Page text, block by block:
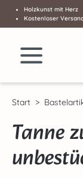
Zum Hauptinhalt
Holzkunst mit Herz
Kostenloser
Start
Tanne